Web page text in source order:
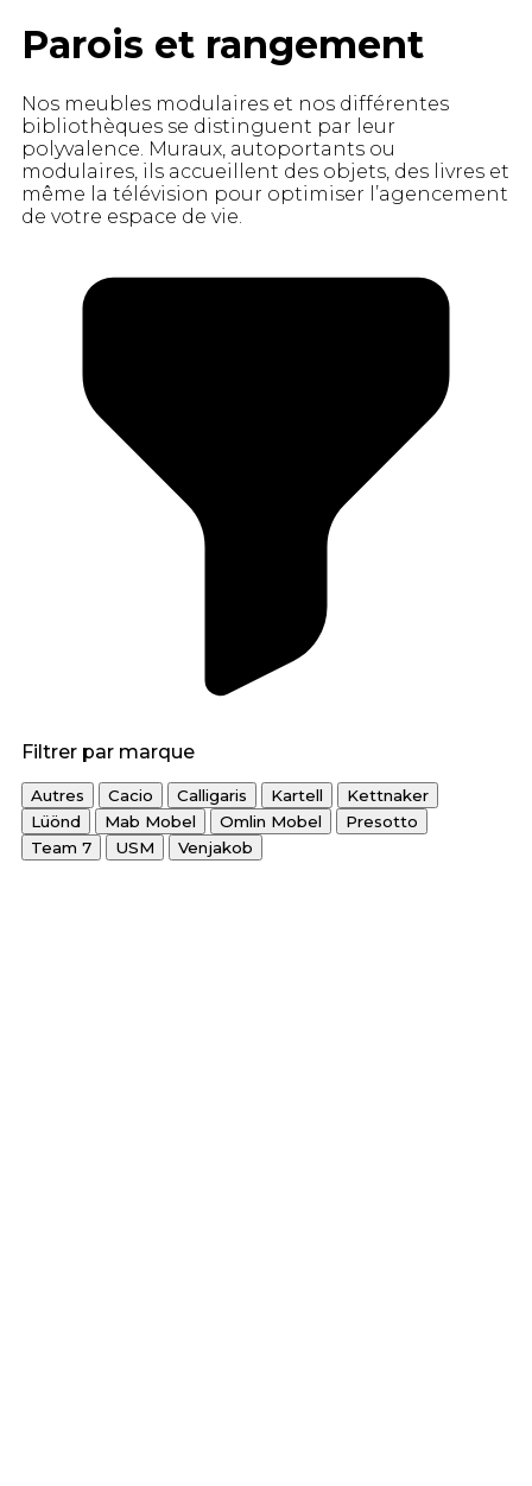
Parois et rangement
Nos meubles modulaires et nos différentes
bibliothèques se distinguent par leur
polyvalence. Muraux, autoportants ou
modulaires, ils accueillent des objets, des livres et
même la télévision pour optimiser l’agencement
de votre espace de vie.
Filtrer par marque
Autres Cacio Calligaris Kartell
Kettnaker
Lüönd
Mab Mobel Omlin Mobel
Presotto
Team 7
USM Venjakob